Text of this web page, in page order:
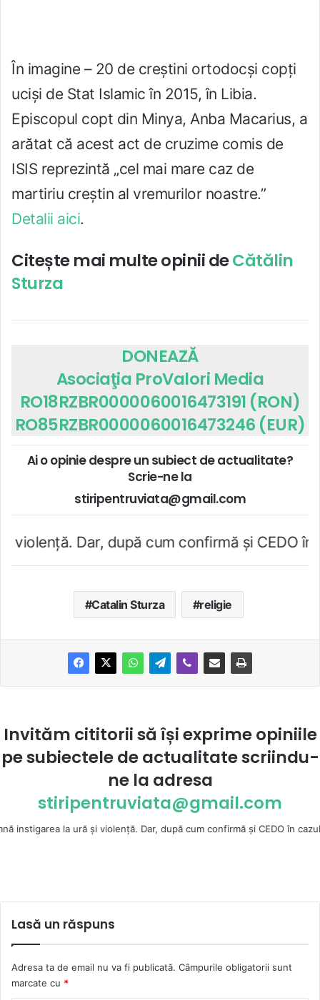
În imagine – 20 de creştini ortodocşi copţi
ucişi de Stat Islamic în 2015, în Libia.
Episcopul copt din Minya, Anba Macarius, a
arătat că acest act de cruzime comis de
ISIS reprezintă „cel mai mare caz de
martiriu creştin al vremurilor noastre.”
Detalii aici.
Citește mai multe opinii deCătălin
Sturza
DONEAZĂ
Asociaţia ProValori Media
RO18RZBR0000060016473191 (RON)
RO85RZBR0000060016473246 (EUR)
Ai o opinie despre un subiect de actualitate?
Scrie-ne la
stiripentruviata@gmail.com
după cum confirmă şi CEDO în cazul
Catalin Sturza religie
Invităm cititorii să își exprime opiniile
pe subiectele de actualitate scriindu-
ne la adresa
stiripentruviata@gmail.com
la ură şi violenţă. Dar, după cum confirmă şi CEDO în cazul
Lasă un răspuns
Adresa ta de email nu va fi publicată. Câmpurile obligatorii sunt
marcate cu *